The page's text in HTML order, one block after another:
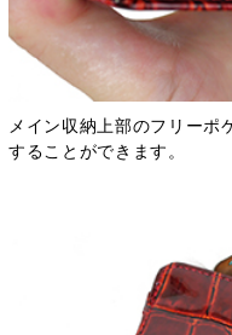
メイン収納上部のフリーポ
することができます。